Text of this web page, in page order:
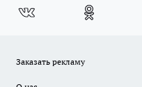
Заказать рекламу